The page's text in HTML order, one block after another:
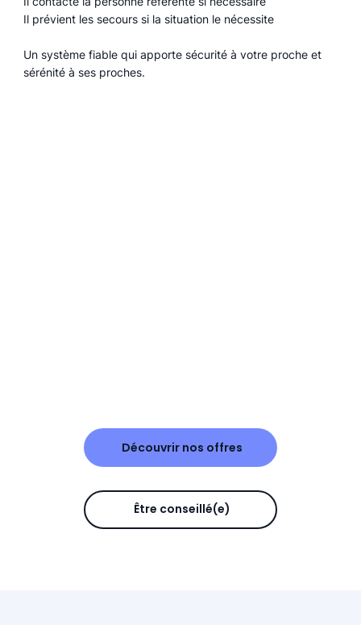
Découvrir nos offres
Être conseillé(e)
Il prévient les secours si la situation le nécessite
Un système fiable qui apporte sécurité à votre proche et
sérénité à ses proches.